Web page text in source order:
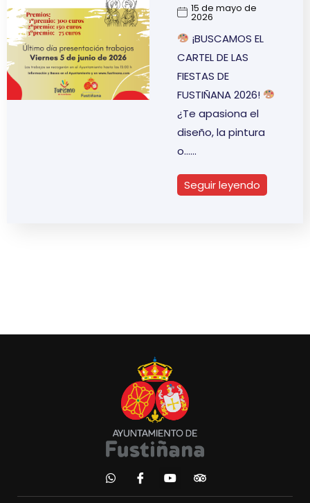
15 de mayo de
2026
¡BUSCAMOS EL
CARTEL DE LAS
FIESTAS DE
FUSTIÑANA 2026!
¿Te apasiona el
diseño, la pintura
o…
Seguir leyendo